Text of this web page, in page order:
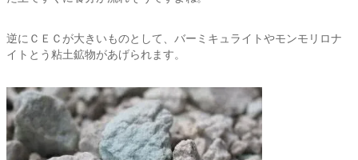
逆にＣＥＣが大きいものとして、バーミキュライトやモンモリロナ
イトとう粘土鉱物があげられます。